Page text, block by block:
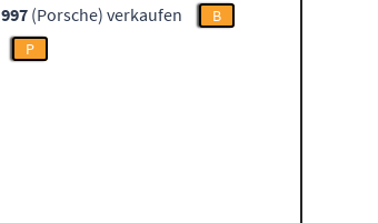
997 (Porsche) verkaufen B
P